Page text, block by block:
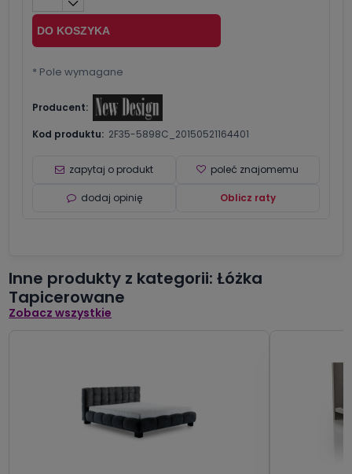
DO KOSZYKA
* Pole wymagane
Producent:
Kod produktu: 2F35-5898C_20150521164401
zapytaj o produkt poleć znajomemu
dodaj opinię Oblicz raty
Inne produkty z kategorii: Łóżka
Tapicerowane
Zobacz wszystkie